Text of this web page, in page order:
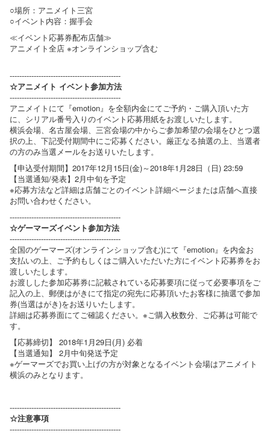
○場所：アニメイト三宮
○イベント内容：握手会
≪イベント応募券配布店舗≫
アニメイト全店 ※オンラインショップ含む
----------------------------------------------
☆アニメイト イベント参加方法
----------------------------------------------
アニメイトにて『emotion』を全額内金にてご予約・ご購入頂いた方
に、シリアル番号入りのイベント応募用紙をお渡しいたします。
横浜会場、名古屋会場、三宮会場の中からご参加希望の会場をひとつ選
択の上、下記受付期間中にご応募ください。厳正なる抽選の上、当選者
の方のみ当選メールをお送りいたします。
【申込受付期間】2017年12月15日(金)～2018年1月28日（日) 23:59
【当選通知/発表】2月中旬を予定
※応募方法など詳細は店舗ごとのイベント詳細ページまたは店舗へ直接
お問い合わせください。
----------------------------------------------
☆ゲーマーズイベント参加方法
----------------------------------------------
全国のゲーマーズ(オンラインショップ含む)にて『emotion』を内金お
支払いの上、ご予約もしくはご購入いただいた方にイベント応募券をお
渡しいたします。
お渡しした参加応募券に記載されている応募要項に従って必要事項をご
記入の上、郵便はがきにて指定の宛先に応募頂いたお客様に抽選で参加
券(当選はがき)をお送りいたします。
詳細は応募券面にてご確認ください。※ご購入枚数分、ご応募は可能で
す。
【応募締切】 2018年1月29日(月) 必着
【当選通知】 2月中旬発送予定
※ゲーマーズでお買い上げの方が対象となるイベント会場はアニメイト
横浜のみとなります。
----------------------------------------------
☆注意事項
----------------------------------------------